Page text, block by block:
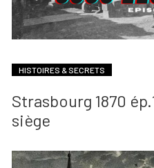
HISTOIRES & SECRETS
Strasbourg 1870
siège